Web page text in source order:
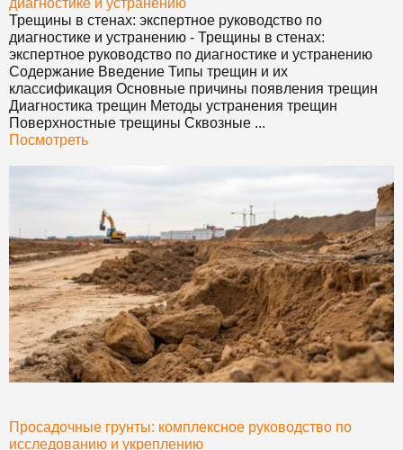
диагностике и устранению
Трещины в стенах: экспертное руководство по
диагностике и устранению - Трещины в стенах:
экспертное руководство по диагностике и устранению
Содержание Введение Типы трещин и их
классификация Основные причины появления трещин
Диагностика трещин Методы устранения трещин
Поверхностные трещины Сквозные ...
Посмотреть
Просадочные грунты: комплексное руководство по
исследованию и укреплению